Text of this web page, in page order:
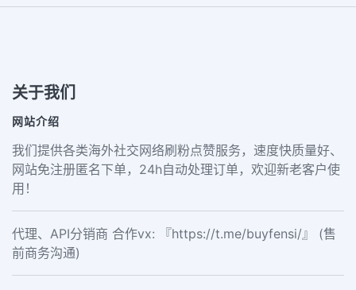
关于我们
网站介绍
我们提供各类海外社交网络刷粉点赞服务，速度快质量好、
网站免注册匿名下单，24h自动处理订单，欢迎新老客户使
用！
代理、API分销商 合作vx: 『https://t.me/buyfensi/』 (售
前商务沟通)